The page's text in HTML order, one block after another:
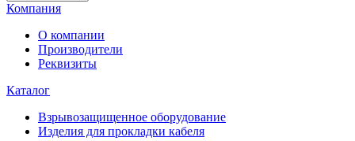
Компания
О компании
Производители
Реквизиты
Каталог
Взрывозащищенное оборудование
Изделия для прокладки кабеля